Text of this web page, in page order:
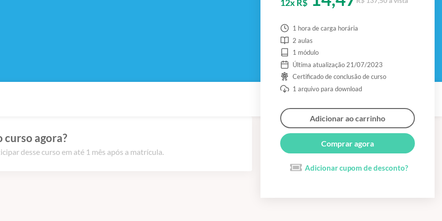
curso agora?
desse curso em até 1 mês após a matrícula.
12x R$
1 hora de carga horária
2 aulas
1 módulo
Última atualização 21/07/2023
Certificado de conclusão de curso
1 arquivo para download
Adicionar ao carrinho
Comprar agora
Adicionar cupom de desconto?